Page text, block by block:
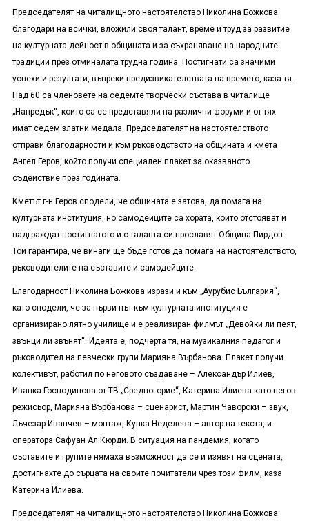
Председателят на читалищното настоятелство Николина Божкова
благодари на всички, вложили своя талант, време и труд за развитие
на културната дейност в общината и за съхраняване на народните
традиции през отминалата трудна година. Постигнати са значими
успехи и резултати, въпреки предизвикателствата на времето, каза тя.
Над 60 са членовете на седемте творчески състава в читалище
„Напредък“, които са се представяли на различни форуми и от тях
имат седем златни медала. Председателят на настоятелството
отправи благодарности и към ръководството на общината и кмета
Ангел Геров, който получи специален плакет за оказваното
съдействие през годината.
Кметът г-н Геров сподели, че общината е затова, да помага на
културната институция, но самодейците са хората, които отстояват и
надграждат постигнатото и с таланта си прославят Община Пирдоп.
Той гарантира, че винаги ще бъде готов да помага на настоятелството,
ръководителите на съставите и самодейците.
Благодарност Николина Божкова изрази и към „Аурубис България“,
като сподели, че за първи път към културната институция е
организирано лятно училище и е реализиран филмът „Девойки ли пеят,
звънци ли звънят“. Идеята е, подчерта тя, на музикалния педагог и
ръководител на певчески групи Марияна Върбанова. Плакет получи
колективът, работил по неговото създаване – Александър Илиев,
Иванка Господинова от ТВ „Средногорие“, Катерина Илиева като негов
режисьор, Марияна Върбанова – сценарист, Мартин Чаворски – звук,
Лъчезар Иванчев – монтаж, Кунка Неделева – автор на текста, и
оператора Сафуан Ал Кюрди. В ситуация на пандемия, когато
съставите и групите нямаха възможност да се и изявят на сцената,
достигнахте до сърцата на своите почитатели чрез този филм, каза
Катерина Илиева.
Председателят на читалищното настоятелство Николина Божкова